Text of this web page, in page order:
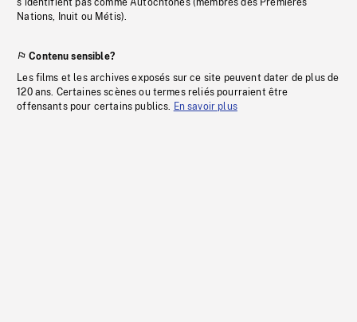
s’identifient pas comme Autochtones (membres des Premières
Nations, Inuit ou Métis).
Contenu sensible?
Les films et les archives exposés sur ce site peuvent dater de plus de
120 ans. Certaines scènes ou termes reliés pourraient être
offensants pour certains publics. En savoir plus